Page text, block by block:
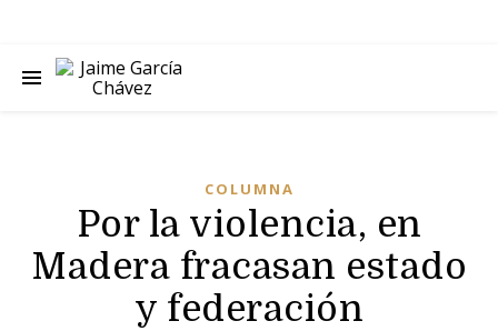
COLUMNA
Por la violencia, en
Madera fracasan estado
y federación